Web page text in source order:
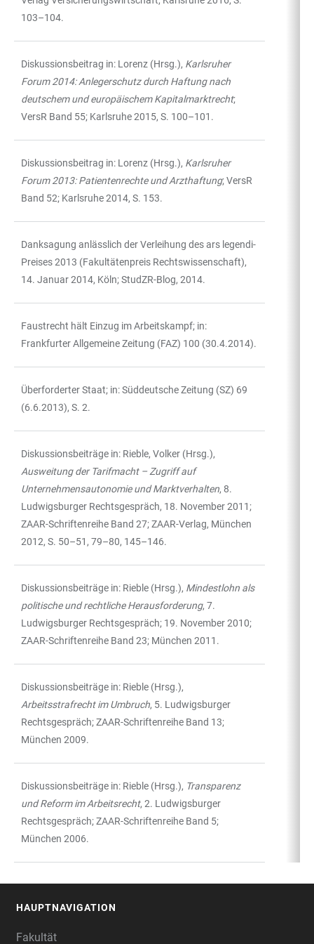
103–104.
Diskussionsbeitrag in: Lorenz (Hrsg.), Karlsruher
Forum 2014: Anlegerschutz durch Haftung nach
deutschem und europäischem Kapitalmarktrecht;
VersR Band 55; Karlsruhe 2015, S. 100–101.
Diskussionsbeitrag in: Lorenz (Hrsg.), Karlsruher
Forum 2013: Patientenrechte und Arzthaftung; VersR
Band 52; Karlsruhe 2014, S. 153.
Danksagung anlässlich der Verleihung des ars legendi-
Preises 2013 (Fakultätenpreis Rechtswissenschaft),
14. Januar 2014, Köln; StudZR-Blog, 2014.
Faustrecht hält Einzug im Arbeitskampf; in:
Frankfurter Allgemeine Zeitung (FAZ) 100 (30.4.2014).
Überforderter Staat; in: Süddeutsche Zeitung (SZ) 69
(6.6.2013), S. 2.
Diskussionsbeiträge in: Rieble, Volker (Hrsg.),
Ausweitung der Tarifmacht – Zugriff auf
Unternehmensautonomie und Marktverhalten, 8.
Ludwigsburger Rechtsgespräch, 18. November 2011;
ZAAR-Schriftenreihe Band 27; ZAAR-Verlag, München
2012, S. 50–51, 79–80, 145–146.
Diskussionsbeiträge in: Rieble (Hrsg.), Mindestlohn als
politische und rechtliche Herausforderung, 7.
Ludwigsburger Rechtsgespräch; 19. November 2010;
ZAAR-Schriftenreihe Band 23; München 2011.
Diskussionsbeiträge in: Rieble (Hrsg.),
Arbeitsstrafrecht im Umbruch, 5. Ludwigsburger
Rechtsgespräch; ZAAR-Schriftenreihe Band 13;
München 2009.
Diskussionsbeiträge in: Rieble (Hrsg.), Transparenz
und Reform im Arbeitsrecht, 2. Ludwigsburger
Rechtsgespräch; ZAAR-Schriftenreihe Band 5;
München 2006.
HAUPTNAVIGATION
Fakultät